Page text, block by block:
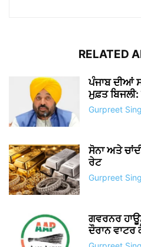
RELATED
ਪੰਜਾਬ ਦੀਆਂ
ਮੁਫ਼ਤ
Gurpreet
ਸੋਨਾ ਅਤੇ
ਰੇਟ
Gurpreet
ਗਵਰਨਰ
ਦੌਰਾਨ ਵਾਟਰ